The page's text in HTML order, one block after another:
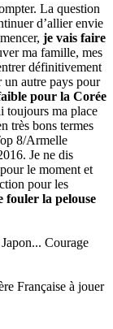
La question
d’allier envie
je vais faire
ma famille, mes
définitivement
un autre pays pour
pour la Corée
toujours ma place
très bons termes
8/Armelle
Je ne dis
le moment et
pour les
fouler la pelouse
Courage